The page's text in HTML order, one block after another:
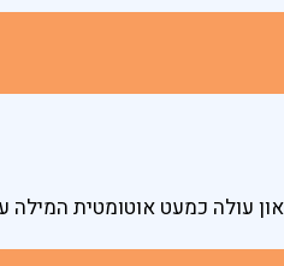
עולה כמעט אוטומטית